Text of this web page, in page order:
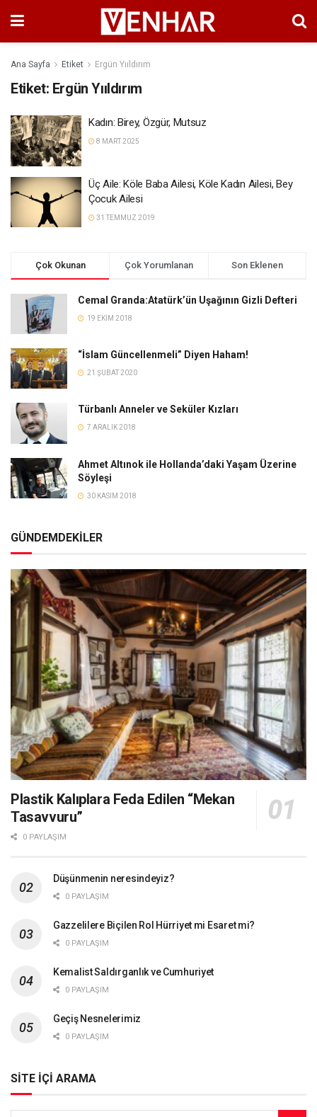
Ana Sayfa Etiket Ergün Yııldırım
Etiket: Ergün Yııldırım
Kadın: Birey, Özgür, Mutsuz
8 MART 2025
Üç Aile: Köle Baba Ailesi, Köle Kadın Ailesi, Bey
Çocuk Ailesi
31 TEMMUZ 2019
Çok Okunan Çok Yorumlanan Son Eklenen
Cemal Granda:Atatürk’ün Uşağının Gizli Defteri
19 EKIM 2018
“İslam Güncellenmeli” Diyen Haham!
21 ŞUBAT 2020
Türbanlı Anneler ve Seküler Kızları
7 ARALIK 2018
Ahmet Altınok ile Hollanda’daki Yaşam Üzerine
Söyleşi
30 KASIM 2018
GÜNDEMDEKİLER
Plastik Kalıplara Feda Edilen “Mekan
Tasavvuru”
0 PAYLAŞIM
Düşünmenin neresindeyiz?
0 PAYLAŞIM
Gazzelilere Biçilen Rol Hürriyet mi Esaret mi?
0 PAYLAŞIM
Kemalist Saldırganlık ve Cumhuriyet
0 PAYLAŞIM
Geçiş Nesnelerimiz
0 PAYLAŞIM
SİTE İÇİ ARAMA